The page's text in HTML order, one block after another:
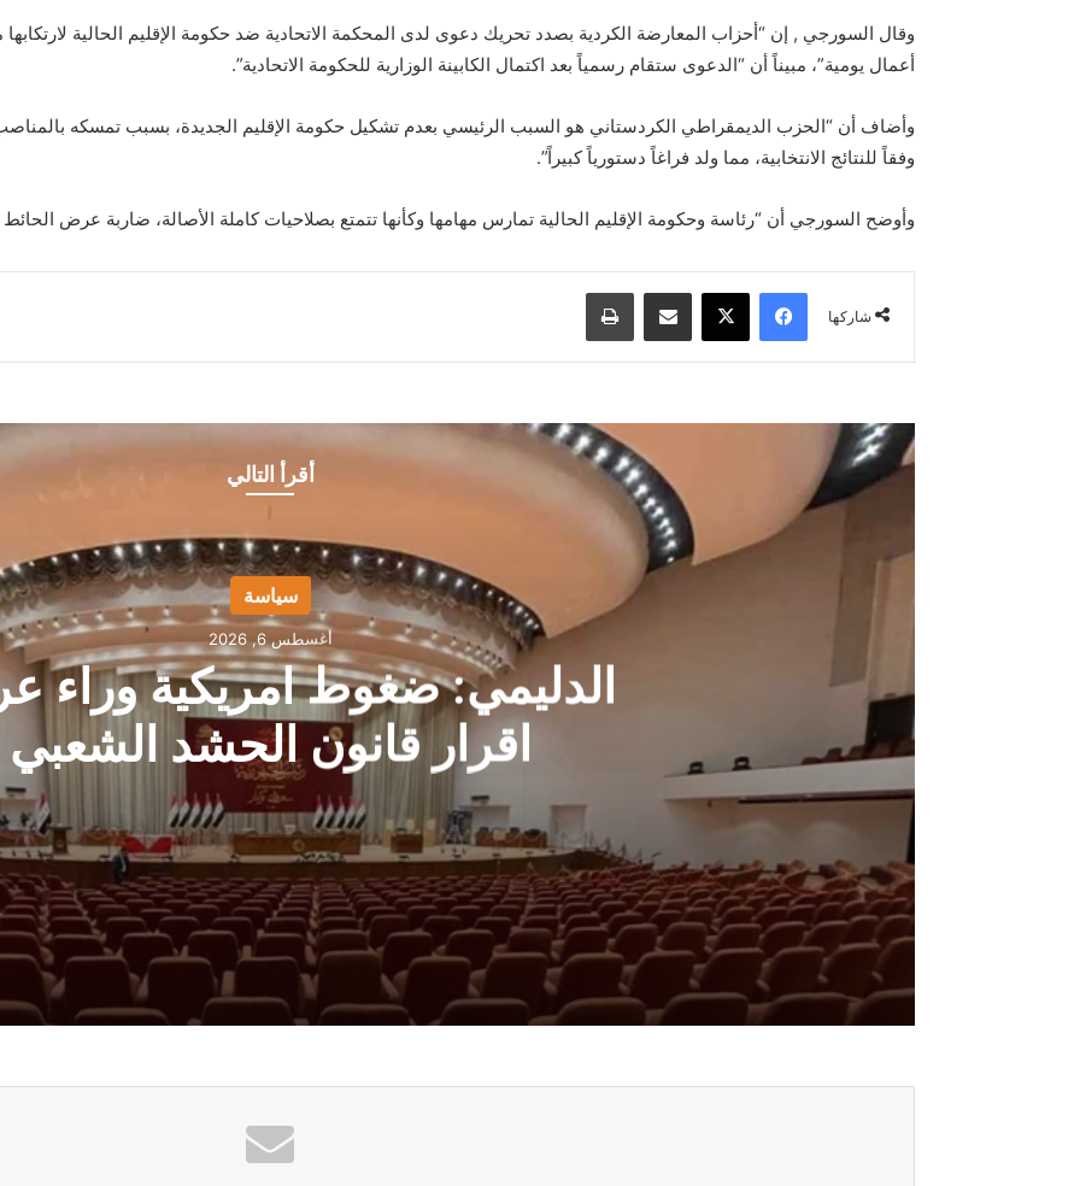
وقال السورجي , إن “أحزاب المعارضة الكردية بصدد تحريك دعوى لدى المحكمة الاتحادية ضد حكومة الإقليم الحالية
أعمال يومية”، مبيناً أن “الدعوى ستقام رسمياً بعد اكتمال الكابينة الوزارية للحكومة الاتحادية”.
وأضاف أن “الحزب الديمقراطي الكردستاني هو السبب الرئيسي بعدم تشكيل حكومة الإقليم الجديدة، بسبب تمسكه
وفقاً للنتائج الانتخابية، مما ولد فراغاً دستورياً كبيراً”.
وأوضح السورجي أن “رئاسة وحكومة الإقليم الحالية تمارس مهامها وكأنها تتمتع بصلاحيات كاملة الأصالة، ضاربة عرض
شاركها
فيسبوك ‫X مشاركة عبر البريد طباعة
أقرأ التالي
سياسة
أغسطس 6, 2026
الدليمي: ضغوط امريكية وراء
اقرار قانون الحشد الشعبي
أغسطس 6, 2026
الدليمي: ضغوط امريكية وراء عرقلة اقرار قانون الحشد الشعبي